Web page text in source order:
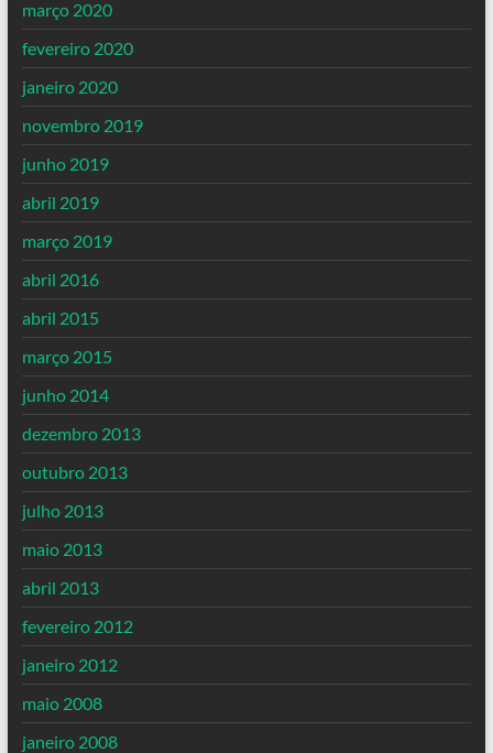
março 2020
fevereiro 2020
janeiro 2020
novembro 2019
junho 2019
abril 2019
março 2019
abril 2016
abril 2015
março 2015
junho 2014
dezembro 2013
outubro 2013
julho 2013
maio 2013
abril 2013
fevereiro 2012
janeiro 2012
maio 2008
janeiro 2008